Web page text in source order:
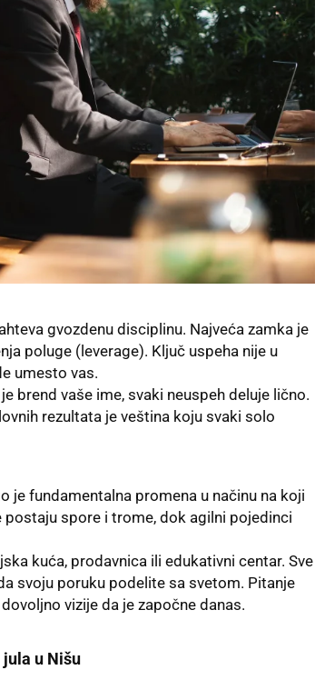
gvozdenu disciplinu. Najveća zamka je
poluge (leverage). Ključ uspeha nije u
umesto vas.
brend vaše ime, svaki neuspeh deluje lično.
rezultata je veština koju svaki solo
je fundamentalna promena u načinu na koji
spore i trome, dok agilni pojedinci
kuća, prodavnica ili edukativni centar. Sve
svoju poruku podelite sa svetom. Pitanje
vizije da je započne danas.
jula u Nišu